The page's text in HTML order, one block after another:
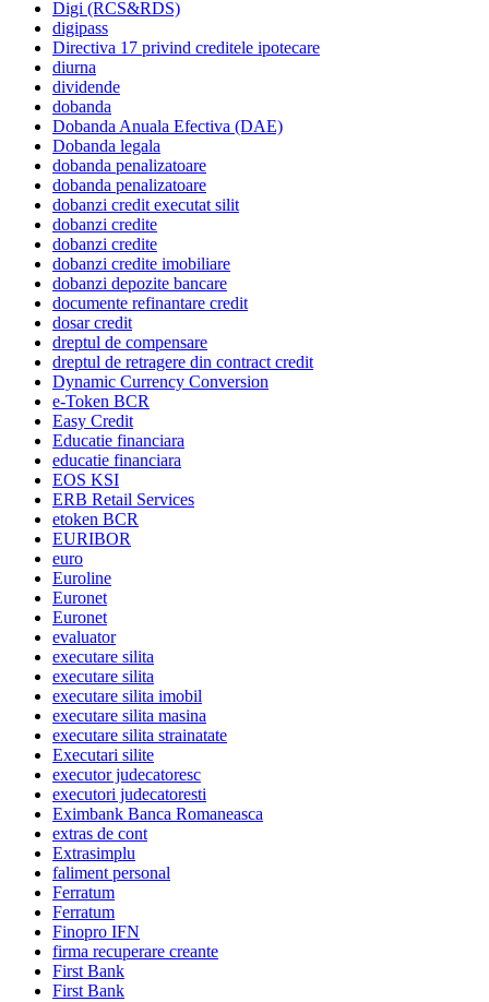
Digi (RCS&RDS)
digipass
Directiva 17 privind creditele ipotecare
diurna
dividende
dobanda
Dobanda Anuala Efectiva (DAE)
Dobanda legala
dobanda penalizatoare
dobanda penalizatoare
dobanzi credit executat silit
dobanzi credite
dobanzi credite
dobanzi credite imobiliare
dobanzi depozite bancare
documente refinantare credit
dosar credit
dreptul de compensare
dreptul de retragere din contract credit
Dynamic Currency Conversion
e-Token BCR
Easy Credit
Educatie financiara
educatie financiara
EOS KSI
ERB Retail Services
etoken BCR
EURIBOR
euro
Euroline
Euronet
Euronet
evaluator
executare silita
executare silita
executare silita imobil
executare silita masina
executare silita strainatate
Executari silite
executor judecatoresc
executori judecatoresti
Eximbank Banca Romaneasca
extras de cont
Extrasimplu
faliment personal
Ferratum
Ferratum
Finopro IFN
firma recuperare creante
First Bank
First Bank